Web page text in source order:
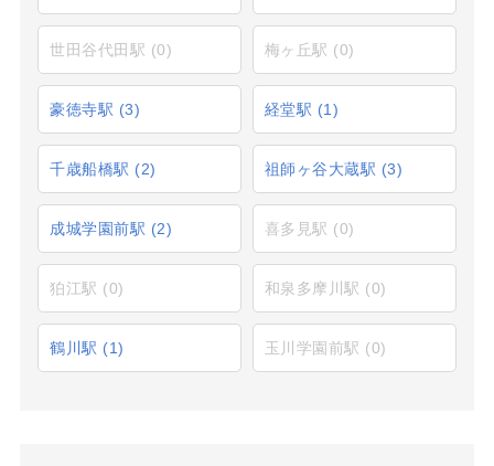
世田谷代田駅 (0) 梅ヶ丘駅 (0)
豪徳寺駅 (3) 経堂駅 (1)
千歳船橋駅 (2) 祖師ヶ谷大蔵駅 (3)
成城学園前駅 (2) 喜多見駅 (0)
狛江駅 (0) 和泉多摩川駅 (0)
鶴川駅 (1) 玉川学園前駅 (0)